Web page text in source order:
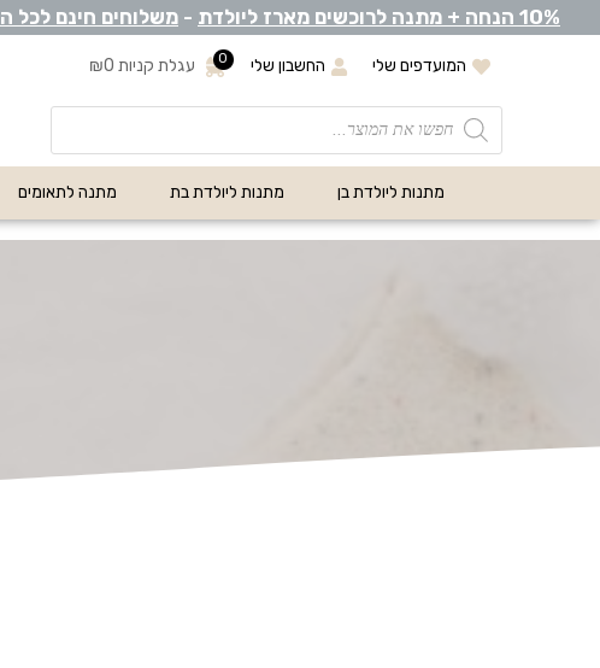
10% הנחה + מתנה לרוכשים מארז ליולדת - משלוחים חינם לכל ה
המועדפים שלי החשבון שלי עגלת קניות ₪0 0
מתנות ליולדת בן מתנות ליולדת בת מתנה לתאומים